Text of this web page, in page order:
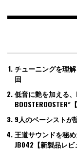
チューニングを理
回
低音に艶を加える
BOOSTEROOSTER”
9人のベーシストが
王道サウンドを秘
JB042【新製品レビ